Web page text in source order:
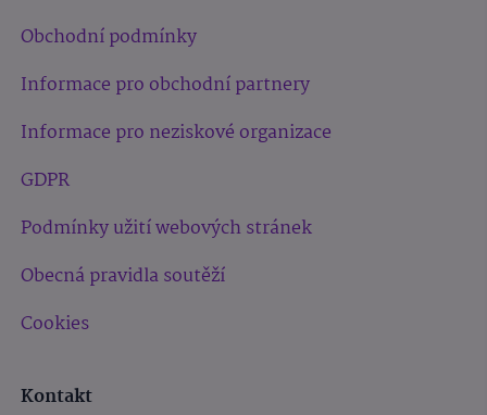
Obchodní podmínky
Informace pro obchodní partnery
Informace pro neziskové organizace
GDPR
Podmínky užití webových stránek
Obecná pravidla soutěží
Cookies
Kontakt